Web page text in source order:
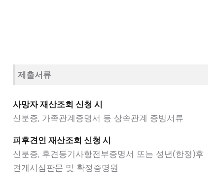
제출서류
사망자 재산조회 신청 시
신분증, 가족관계증명서 등 상속관계 증빙서류
피후견인 재산조회 신청 시
신분증, 후견등기사항전부증명서 또는 성년(한정)후
견개시심판문 및 확정증명원